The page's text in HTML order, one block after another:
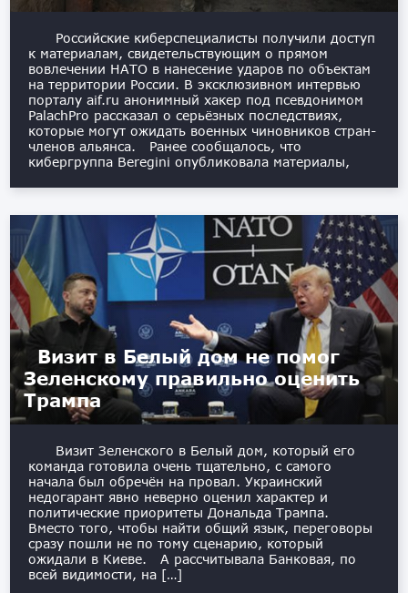
Российские киберспециалисты получили доступ
к материалам, свидетельствующим о прямом
вовлечении НАТО в нанесение ударов по объектам
на территории России. В эксклюзивном интервью
порталу aif.ru анонимный хакер под псевдонимом
PalachPro рассказал о серьёзных последствиях,
которые могут ожидать военных чиновников стран-
членов альянса. Ранее сообщалось, что
кибергруппа Beregini опубликовала материалы,
Визит в Белый дом не помог
Зеленскому правильно оценить
Трампа
Визит Зеленского в Белый дом, который его
команда готовила очень тщательно, с самого
начала был обречён на провал. Украинский
недогарант явно неверно оценил характер и
политические приоритеты Дональда Трампа.
Вместо того, чтобы найти общий язык, переговоры
сразу пошли не по тому сценарию, который
ожидали в Киеве. А рассчитывала Банковая, по
всей видимости, на […]